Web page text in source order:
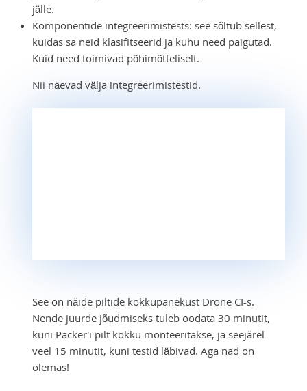
jälle.
Komponentide integreerimistests: see sõltub sellest,
kuidas sa neid klasifitseerid ja kuhu need paigutad.
Kuid need toimivad põhimõtteliselt.
Nii näevad välja integreerimistestid.
See on näide piltide kokkupanekust Drone CI-s.
Nende juurde jõudmiseks tuleb oodata 30 minutit,
kuni Packer'i pilt kokku monteeritakse, ja seejärel
veel 15 minutit, kuni testid läbivad. Aga nad on
olemas!